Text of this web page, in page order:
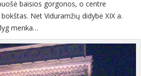
baisios gorgonos, o centre
Net Viduramžių didybė XIX a.
menka…